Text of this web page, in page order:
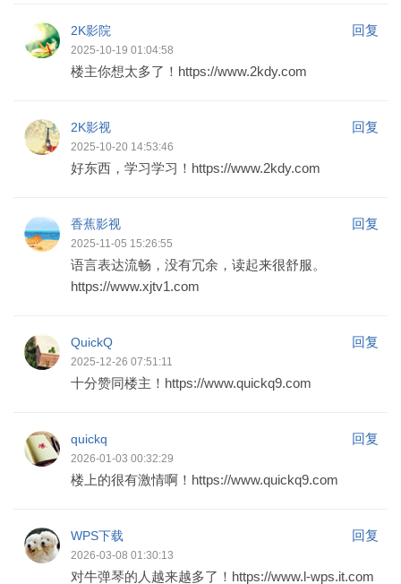
2K影院 回复
2025-10-19 01:04:58
楼主你想太多了！https://www.2kdy.com
2K影视 回复
2025-10-20 14:53:46
好东西，学习学习！https://www.2kdy.com
香蕉影视 回复
2025-11-05 15:26:55
语言表达流畅，没有冗余，读起来很舒服。
https://www.xjtv1.com
QuickQ 回复
2025-12-26 07:51:11
十分赞同楼主！https://www.quickq9.com
quickq 回复
2026-01-03 00:32:29
楼上的很有激情啊！https://www.quickq9.com
WPS下载 回复
2026-03-08 01:30:13
对牛弹琴的人越来越多了！https://www.l-wps.it.com